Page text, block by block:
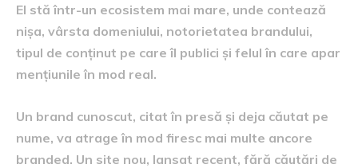
El stă într-un ecosistem mai mare, unde contează
nișa, vârsta domeniului, notorietatea brandului,
tipul de conținut pe care îl publici și felul în care apar
mențiunile în mod real.
Un brand cunoscut, citat în presă și deja căutat pe
nume, va atrage în mod firesc mai multe ancore
branded. Un site nou, lansat recent, fără căutări de